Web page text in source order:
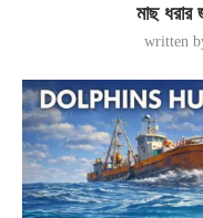
মাছ ধরার
written